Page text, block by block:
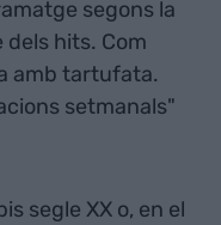
segons la
dels hits. Com
amb tartufata.
setmanals"
segle XX o, en el